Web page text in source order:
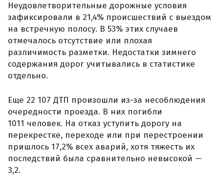
Неудовлетворительные дорожные условия
зафиксировали в 21,4% происшествий с выездом
на встречную полосу. В 53% этих случаев
отмечалось отсутствие или плохая
различимость разметки. Недостатки зимнего
содержания дорог учитывались в статистике
отдельно.
Еще 22 107 ДТП произошли из-за несоблюдения
очередности проезда. В них погибли
1011 человек. На отказ уступить дорогу на
перекрестке, переходе или при перестроении
пришлось 17,2% всех аварий, хотя тяжесть их
последствий была сравнительно невысокой —
3,2.